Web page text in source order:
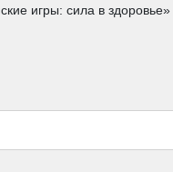
игры: сила в здоровье»